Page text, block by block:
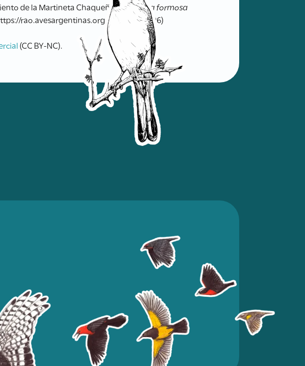
de la Martineta Chaqueña (Eudromia formosa
rao.avesargentinas.org.ar/ (08/08/2026)
(CC BY-NC).